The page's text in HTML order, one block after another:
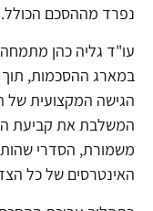
נפרד מההסכם הכולל.
עו"ד גליה כהן
במארג ההסכמות, תוך
הגישה המקצועית של
המשלבת את קביעת
משמורת, הסדרי
האינטרסים של כל